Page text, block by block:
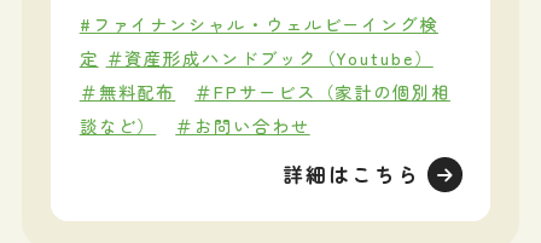
#ファイナンシャル・ウェルビーイング検
定 ＃資産形成ハンドブック（Youtube）
＃無料配布
＃FPサービス（家計の個別相
談など）
＃お問い合わせ
詳細はこちら